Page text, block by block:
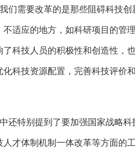
们需要改革的是那些阻碍科技
适应的地方，如科研项目的管
科技人员的积极性和创造性，
科技资源配置，完善科技评价
还特别提到了要加强国家战略
才体制机制一体改革等方面的